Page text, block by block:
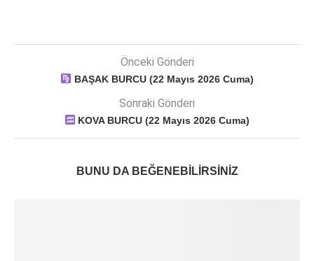
Önceki Gönderi
BAŞAK BURCU (22 Mayıs 2026 Cuma)
Sonraki Gönderi
KOVA BURCU (22 Mayıs 2026 Cuma)
BUNU DA BEĞENEBILIRSINIZ